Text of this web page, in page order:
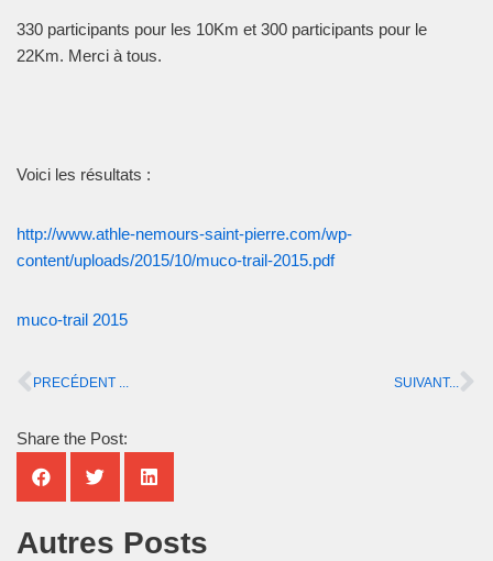
330 participants pour les 10Km et 300 participants pour le
22Km. Merci à tous.
Voici les résultats :
http://www.athle-nemours-saint-pierre.com/wp-
content/uploads/2015/10/muco-trail-2015.pdf
muco-trail 2015
PRECÉDENT ... SUIVANT...
Share the Post:
Autres Posts